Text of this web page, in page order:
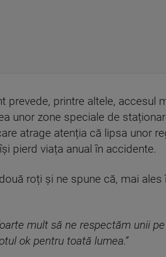
prevede, printre altele,
unor zone speciale de
atrage atenția că lipsa unor
pierd viața anual în accidente.
roți și ne spune că, mai
mult să ne respectăm unii
ok pentru toată lumea.”